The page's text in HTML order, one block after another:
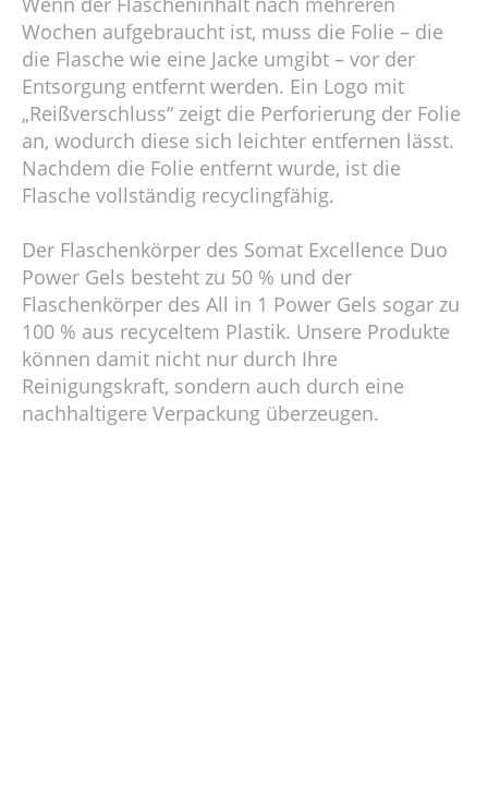
Wochen aufgebraucht ist, muss die Folie – die
die Flasche wie eine Jacke umgibt – vor der
Entsorgung entfernt werden. Ein Logo mit
„Reißverschluss“ zeigt die Perforierung der Folie
an, wodurch diese sich leichter entfernen lässt.
Nachdem die Folie entfernt wurde, ist die
Flasche vollständig recyclingfähig.
Der Flaschenkörper des Somat Excellence Duo
Power Gels besteht zu 50 % und der
Flaschenkörper des All in 1 Power Gels sogar zu
100 % aus recyceltem Plastik. Unsere Produkte
können damit nicht nur durch Ihre
Reinigungskraft, sondern auch durch eine
nachhaltigere Verpackung überzeugen.